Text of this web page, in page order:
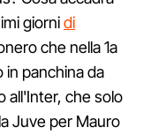
giornidi
che nella 1a
in panchina da
all'Inter, che solo
Juve per Mauro